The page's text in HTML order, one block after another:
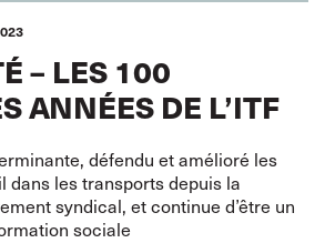
– LES 100
ANNÉES DE L’ITF
défendu et amélioré les
dans les transports depuis la
syndical, et continue d’être un
sociale